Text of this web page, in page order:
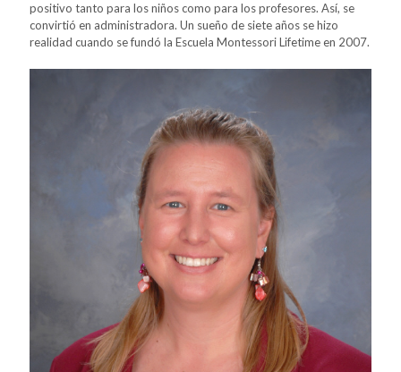
positivo tanto para los niños como para los profesores. Así, se
convirtió en administradora. Un sueño de siete años se hizo
realidad cuando se fundó la Escuela Montessori Lifetime en 2007.